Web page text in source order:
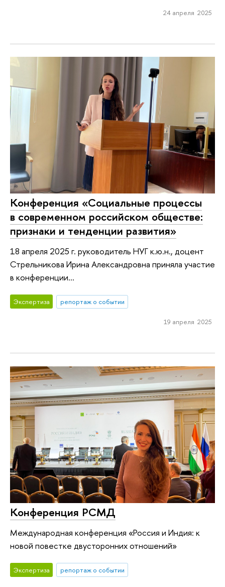
24 апреля 2025
Конференция «Социальные процессы
в современном российском обществе:
признаки и тенденции развития»
18 апреля 2025 г. руководитель НУГ к.ю.н., доцент
Стрельникова Ирина Александровна приняла участие
в конференции...
Экспертиза репортаж о событии
19 апреля 2025
Конференция РСМД
Международная конференция «Россия и Индия: к
новой повестке двусторонних отношений»
Экспертиза репортаж о событии